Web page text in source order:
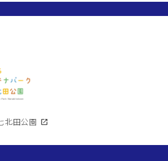
北田公園 open_in_new